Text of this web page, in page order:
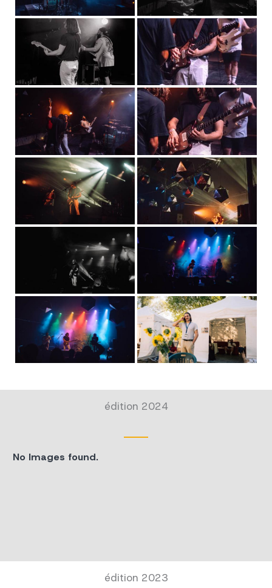
édition 2024
No Images found.
édition 2023